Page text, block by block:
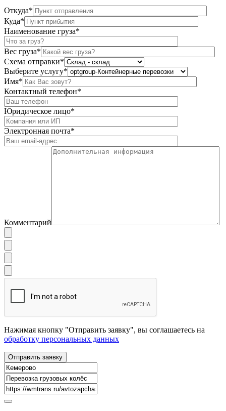
Откуда*
Куда*
Наименование груза*
Вес груза*
Схема отправки*
Выберите услугу*
Имя*
Контактный телефон*
Юридическое лицо*
Электронная почта*
Комментарий
Нажимая кнопку "Отправить заявку", вы соглашаетесь на
обработку персональных данных